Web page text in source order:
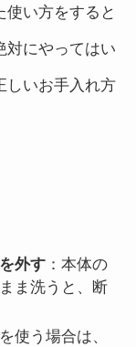
使い方をすると
対にやってはい
しいお手入れ方
外す ：本体の
ま洗うと、断
使う場合は、